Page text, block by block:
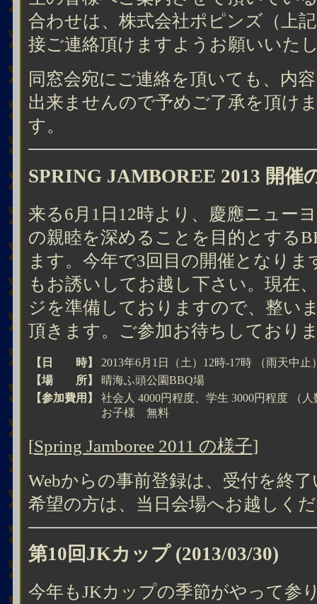
合わせは、株式会社ポピンズ（上
接ご連絡頂けますようお願いいた
同窓会宛にご連絡を頂いても、内
出来ませんので予めご了承を頂け
す。
SPRING JAMBOREE 2013 開催
来る6月1日12時より、慶應ニュー
の親睦を深めることを目的とする
ます。今年で3回目の開催となり
もお誘いしてお越し下さい。現在
ジを準備しておりますので、整い
頂きます。ご参加お待ちしており
【日 時】
2013年6月1日（土）12時-17時 （雨天中止
【場 所】
晴海ふ頭公園BBQ場
【参加費用】
社会人 4000円程度、学生 3000円程度 （
お子様 無料
[Spring Jamboree 2011 の様子]
Webからの事前登録は、受付を終
希望の方は、当日会場へお越しく
第10回JKカップ(2013/03/30)
今年もJKカップの季節がやって参